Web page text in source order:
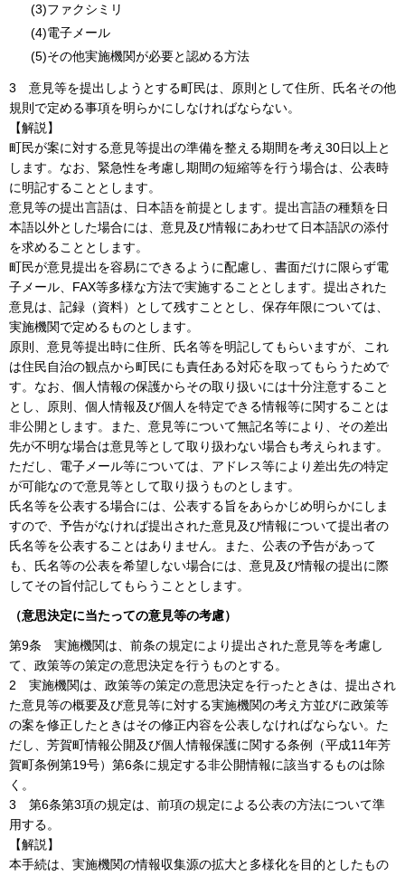
(3)ファクシミリ
(4)電子メール
(5)その他実施機関が必要と認める方法
3
意見等を提出しようとする町民は、原則として住所、氏名その他
規則で定める事項を明らかにしなければならない。
【解説】
町民が案に対する意見等提出の準備を整える期間を考え30日以上と
します。なお、緊急性を考慮し期間の短縮等を行う場合は、公表時
に明記することとします。
意見等の提出言語は、日本語を前提とします。提出言語の種類を日
本語以外とした場合には、意見及び情報にあわせて日本語訳の添付
を求めることとします。
町民が意見提出を容易にできるように配慮し、書面だけに限らず電
子メール、FAX等多様な方法で実施することとします。提出された
意見は、記録（資料）として残すこととし、保存年限については、
実施機関で定めるものとします。
原則、意見等提出時に住所、氏名等を明記してもらいますが、これ
は住民自治の観点から町民にも責任ある対応を取ってもらうためで
す。なお、個人情報の保護からその取り扱いには十分注意すること
とし、原則、個人情報及び個人を特定できる情報等に関することは
非公開とします。また、意見等について無記名等により、その差出
先が不明な場合は意見等として取り扱わない場合も考えられます。
ただし、電子メール等については、アドレス等により差出先の特定
が可能なので意見等として取り扱うものとします。
氏名等を公表する場合には、公表する旨をあらかじめ明らかにしま
すので、予告がなければ提出された意見及び情報について提出者の
氏名等を公表することはありません。また、公表の予告があって
も、氏名等の公表を希望しない場合には、意見及び情報の提出に際
してその旨付記してもらうこととします。
（意思決定に当たっての意見等の考慮）
第9条
実施機関は、前条の規定により提出された意見等を考慮し
て、政策等の策定の意思決定を行うものとする。
2
実施機関は、政策等の策定の意思決定を行ったときは、提出され
た意見等の概要及び意見等に対する実施機関の考え方並びに政策等
の案を修正したときはその修正内容を公表しなければならない。た
だし、芳賀町情報公開及び個人情報保護に関する条例（平成11年芳
賀町条例第19号）第6条に規定する非公開情報に該当するものは除
く。
3
第6条第3項の規定は、前項の規定による公表の方法について準
用する。
【解説】
本手続は、実施機関の情報収集源の拡大と多様化を目的としたもの